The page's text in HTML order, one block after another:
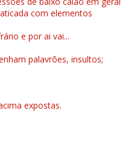
com elementos
e por ai vai...
palavrões, insultos;
expostas.